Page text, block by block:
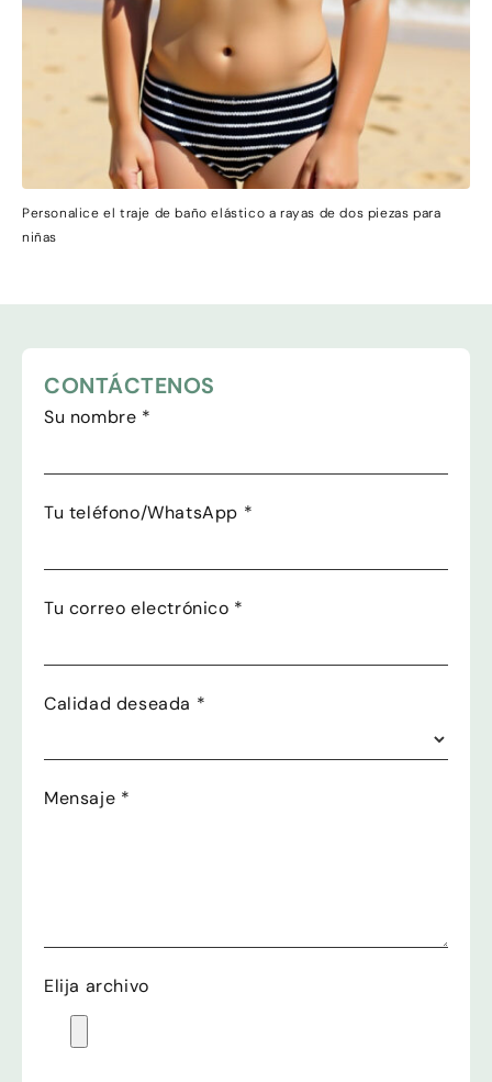
Personalice el traje de baño elástico a rayas de dos piezas para
niñas
CONTÁCTENOS
Su nombre *
Tu teléfono/WhatsApp *
Tu correo electrónico *
Calidad deseada *
Mensaje *
Elija archivo